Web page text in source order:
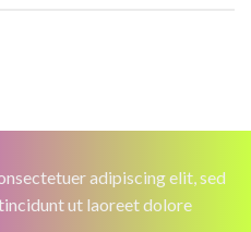
adipiscing elit, sed
ut laoreet dolore